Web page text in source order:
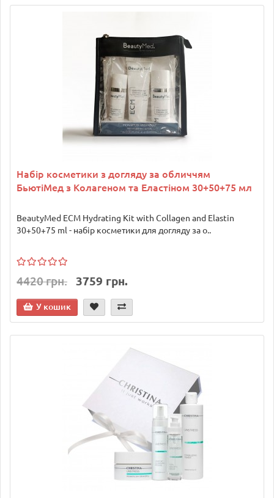
Набір косметики з догляду за обличчям
БьютіМед з Колагеном та Еластіном 30+50+75 мл
BeautyMed ECM Hydrating Kit with Collagen and Elastin
30+50+75 ml - набір косметики для догляду за о..
4420 грн. 3759 грн.
У кошик